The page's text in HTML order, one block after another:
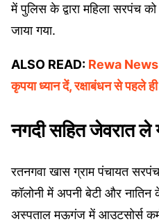
में पुलिस के द्वारा महिला सरपंच
जाया गया.
ALSO READ: Rewa News:
कृपया ध्यान दें, रक्षाबंधन से पहले
नगदी सहित जेवरात ले
रतनगवा खास ग्राम पंचायत
कॉलोनी में अपनी बेटी और नातिन
अस्पताल मऊगंज में आउटसोर्स